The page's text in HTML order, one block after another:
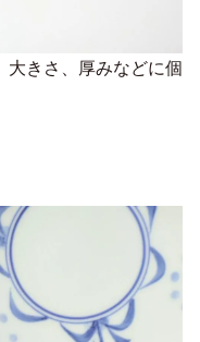
大きさ、厚みなどに個